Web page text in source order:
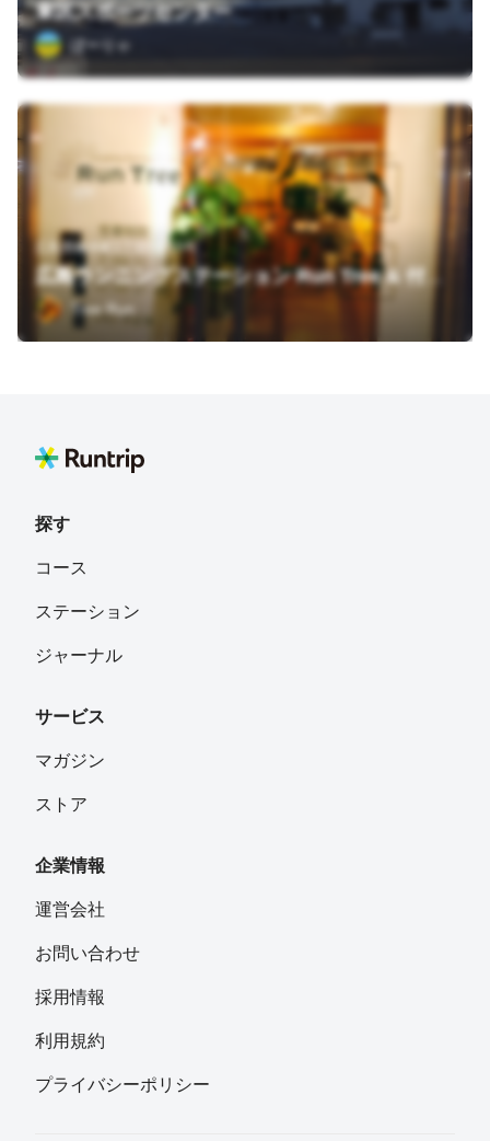
東区スポーツセンター
ぼーりゃ
広島県楠木町1丁目9番15号
Tree Run
探す
コース
ステーション
ジャーナル
サービス
マガジン
ストア
企業情報
運営会社
お問い合わせ
採用情報
利用規約
プライバシーポリシー